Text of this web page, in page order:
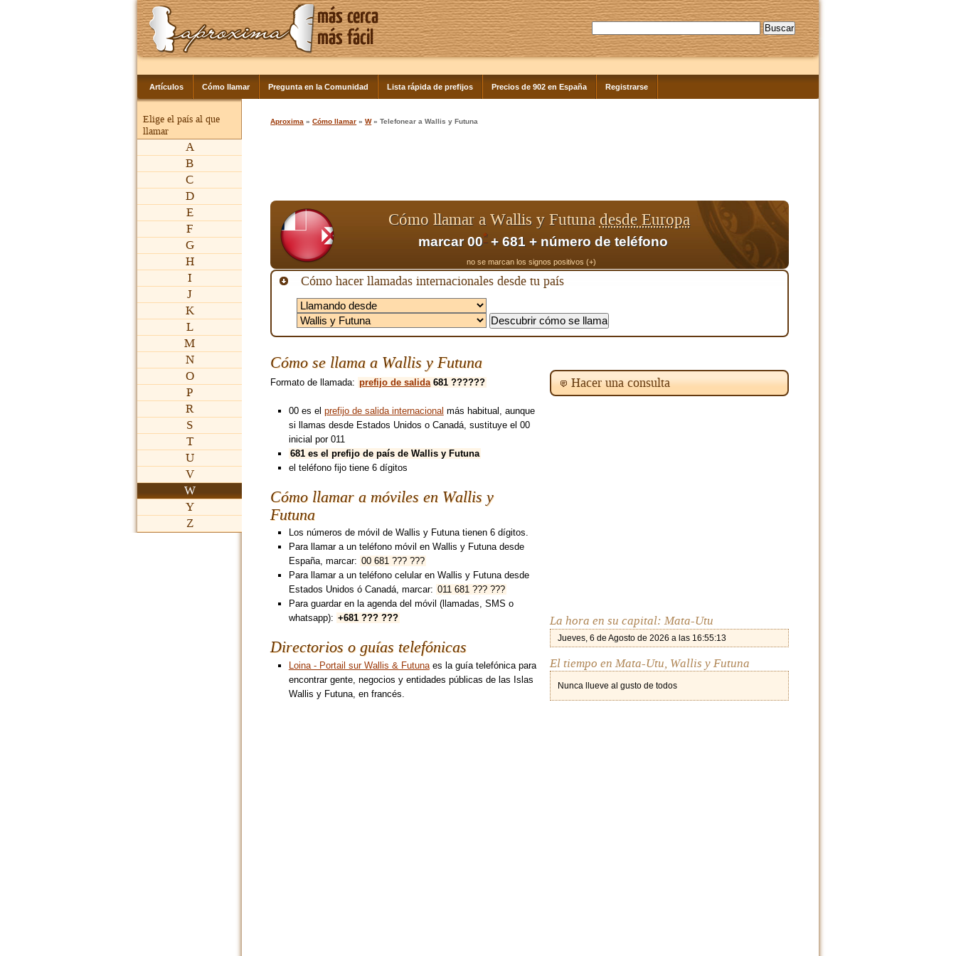
Artículos Cómo llamar Pregunta en la Comunidad Lista rápida de prefijos Precios de 902 en España Registrarse
Elige el país al que
llamar
A
B
C
D
E
F
G
H
I
J
K
L
M
N
O
P
R
S
T
U
V
W
Y
Z
Aproxima »Cómo llamar »W» Telefonear a Wallis y Futuna
Cómo llamar a Wallis y Futuna desde Europa
marcar 00*+ 681 + número de teléfono
no se marcan los signos positivos (+)
Cómo hacer llamadas internacionales desde tu país
Hacer una consulta
La hora en su capital: Mata-Utu
Jueves, 6 de Agosto de 2026 a las 16:55:13
El tiempo en Mata-Utu, Wallis y Futuna
Nunca llueve al gusto de todos
Cómo se llama a Wallis y Futuna
Formato de llamada: prefijo de salida 681 ??????
00 es el prefijo de salida internacional más habitual, aunque
si llamas desde Estados Unidos o Canadá, sustituye el 00
inicial por 011
681 es el prefijo de país de Wallis y Futuna
el teléfono fijo tiene 6 dígitos
Cómo llamar a móviles en Wallis y
Futuna
Los números de móvil de Wallis y Futuna tienen 6 dígitos.
Para llamar a un teléfono móvil en Wallis y Futuna desde
España, marcar: 00 681 ??? ???
Para llamar a un teléfono celular en Wallis y Futuna desde
Estados Unidos ó Canadá, marcar: 011 681 ??? ???
Para guardar en la agenda del móvil (llamadas, SMS o
whatsapp): +681 ??? ???
Directorios o guías telefónicas
Loina - Portail sur Wallis & Futunaes la guía telefónica para
encontrar gente, negocios y entidades públicas de las Islas
Wallis y Futuna, en francés.